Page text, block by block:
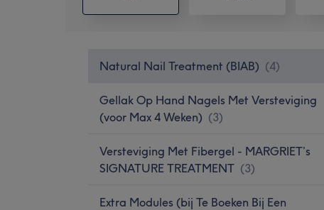
Natural Nail Treatment (BIAB) (4)
Gellak Op Hand Nagels Met Versteviging
(voor Max 4 Weken) (3)
Versteviging Met Fibergel - MARGRIET’s
SIGNATURE TREATMENT (3)
Extra Modules (bij Te Boeken Bij Een